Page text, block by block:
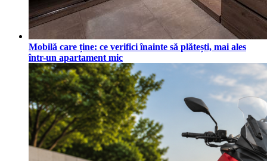
Mobilă care ține: ce verifici înainte să plătești, mai ales
într-un apartament mic